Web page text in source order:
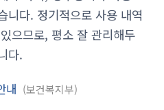
니다. 정기적으로 사용 내역
으므로, 평소 잘 관리해두
다.
내 보건복지부